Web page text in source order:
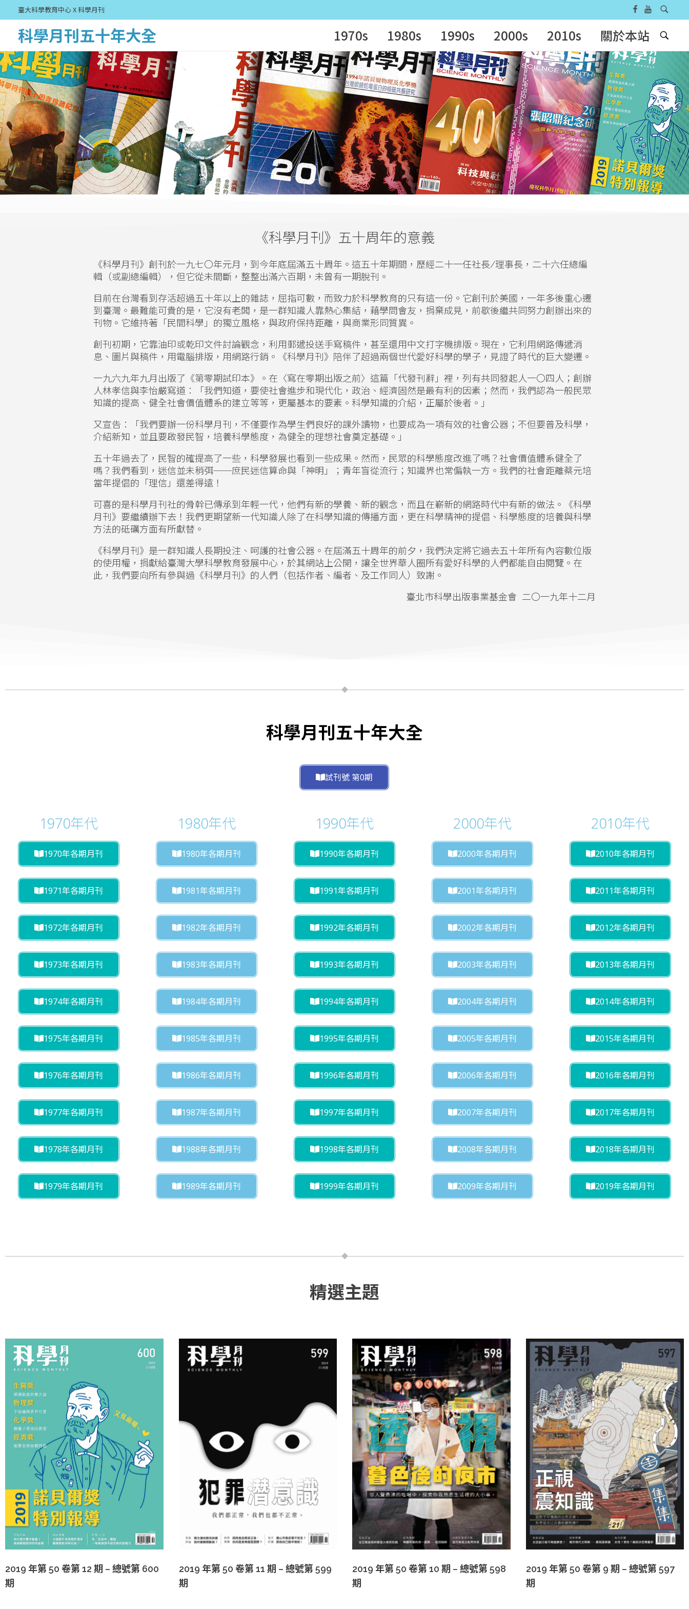
臺大科學教育中心 X 科學月刊
科學月刊五十年大全 1970s 1980s 1990s 2000s 2010s 關於本站
《科學月刊》五十周年的意義
《科學月刊》創刊於一九七〇年元月，到今年底屆滿五十周年。這五十年期間，歷經二十一任社長/理事長，二十六任總編
輯（或副總編輯），但它從未間斷，整整出滿六百期，未曾有一期脫刊。
目前在台灣看到存活超過五十年以上的雜誌，屈指可數，而致力於科學教育的只有這一份。它創刊於美國，一年多後重心遷
到臺灣。最難能可貴的是，它沒有老闆，是一群知識人靠熱心集結，藉學問會友，捐棄成見，前歇後繼共同努力創辦出來的
刊物。它維持著「民間科學」的獨立風格，與政府保持距離，與商業形同質異。
創刊初期，它靠油印或乾印文件討論觀念，利用郵遞投送手寫稿件，甚至還用中文打字機排版。現在，它利用網路傳遞消
息、圖片與稿件，用電腦排版，用網路行銷。《科學月刊》陪伴了超過兩個世代愛好科學的學子，見證了時代的巨大變遷。
一九六九年九月出版了《第零期試印本》。在〈寫在零期出版之前〉這篇「代發刊辭」裡，列有共同發起人一〇四人；創辦
人林孝信與李怡嚴寫道：「我們知道，要使社會進步和現代化，政治、經濟固然是最有利的因素；然而，我們認為一般民眾
知識的提高、健全社會價值體系的建立等等，更屬基本的要素。科學知識的介紹，正屬於後者。」
又宣告：「我們要辦一份科學月刊，不僅要作為學生們良好的課外讀物，也要成為一項有效的社會公器；不但要普及科學，
介紹新知，並且要啟發民智，培養科學態度，為健全的理想社會奠定基礎。」
五十年過去了，民智的確提高了一些，科學發展也看到一些成果。然而，民眾的科學態度改進了嗎？社會價值體系健全了
嗎？我們看到，迷信並未稍弭──庶民迷信算命與「神明」；青年盲從流行；知識界也常偏執一方。我們的社會距離蔡元培
當年提倡的「理信」還差得遠！
可喜的是科學月刊社的骨幹已傳承到年輕一代，他們有新的學養、新的觀念，而且在嶄新的網路時代中有新的做法。《科學
月刊》要繼續辦下去！我們更期望新一代知識人除了在科學知識的傳播方面，更在科學精神的提倡、科學態度的培養與科學
方法的砥礪方面有所獻替。
《科學月刊》是一群知識人長期投注、呵護的社會公器。在屆滿五十周年的前夕，我們決定將它過去五十年所有內容數位版
的使用權，捐獻給臺灣大學科學教育發展中心，於其網站上公開，讓全世界華人圈所有愛好科學的人們都能自由閱覽。在
此，我們要向所有參與過《科學月刊》的人們（包括作者、編者、及工作同人）致謝。
臺北市科學出版事業基金會 二〇一九年十二月
科學月刊五十年大全
試刊號 第0期
1970年代
1970年各期月刊
1971年各期月刊
1972年各期月刊
1973年各期月刊
1974年各期月刊
1975年各期月刊
1976年各期月刊
1977年各期月刊
1978年各期月刊
1979年各期月刊
1980年代
1980年各期月刊
1981年各期月刊
1982年各期月刊
1983年各期月刊
1984年各期月刊
1985年各期月刊
1986年各期月刊
1987年各期月刊
1988年各期月刊
1989年各期月刊
1990年代
1990年各期月刊
1991年各期月刊
1992年各期月刊
1993年各期月刊
1994年各期月刊
1995年各期月刊
1996年各期月刊
1997年各期月刊
1998年各期月刊
1999年各期月刊
2000年代
2000年各期月刊
2001年各期月刊
2002年各期月刊
2003年各期月刊
2004年各期月刊
2005年各期月刊
2006年各期月刊
2007年各期月刊
2008年各期月刊
2009年各期月刊
2010年代
2010年各期月刊
2011年各期月刊
2012年各期月刊
2013年各期月刊
2014年各期月刊
2015年各期月刊
2016年各期月刊
2017年各期月刊
2018年各期月刊
2019年各期月刊
精選主題
2019 年第 50 卷第 12 期 – 總號第 600
期
2019 年第 50 卷第 11 期 – 總號第 599
期
2019 年第 50 卷第 10 期 – 總號第 598
期
2019 年第 50 卷第 9 期 – 總號第 597
期